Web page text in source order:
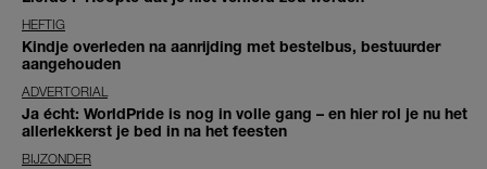
HEFTIG
Kindje overleden na aanrijding met bestelbus, bestuurder
aangehouden
ADVERTORIAL
Ja écht: WorldPride is nog in volle gang – en hier rol je nu het
allerlekkerst je bed in na het feesten
BIJZONDER